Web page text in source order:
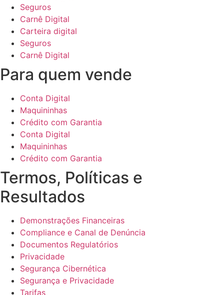
Seguros
Carnê Digital
Carteira digital
Seguros
Carnê Digital
Para quem vende
Conta Digital
Maquininhas
Crédito com Garantia
Conta Digital
Maquininhas
Crédito com Garantia
Termos, Políticas e
Resultados
Demonstrações Financeiras
Compliance e Canal de Denúncia
Documentos Regulatórios
Privacidade
Segurança Cibernética
Segurança e Privacidade
Tarifas